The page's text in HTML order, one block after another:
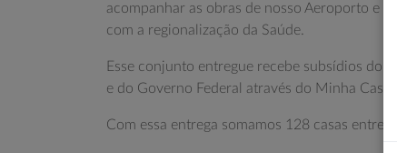
acompanhar as obras de nosso Aeroporto e
com a regionalização da Saúde.
Esse conjunto entregue recebe subsídios do
e do Governo Federal através do Minha Casa
Com essa entrega somamos 128 casas